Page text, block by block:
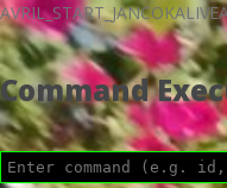
Command